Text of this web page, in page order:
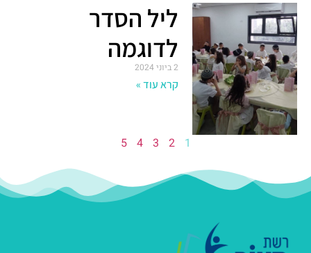
ליל הסדר
לדוגמה
2 ביוני 2024
קרא עוד »
1
2
3
4
5